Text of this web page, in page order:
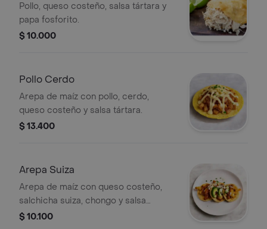
Pollo, queso costeño, salsa tártara y
papa fosforito.
$ 10.000
Pollo Cerdo
Arepa de maíz con pollo, cerdo,
queso costeño y salsa tártara.
$ 13.400
Arepa Suiza
Arepa de maíz con queso costeño,
salchicha suiza, chongo y salsa
tártara.
$ 10.100